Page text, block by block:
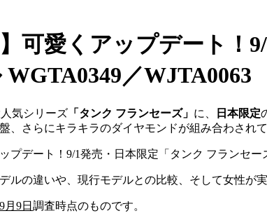
】可愛くアップデート
／WJTA0063
気シリーズ 「タンク フランセーズ」 に、 日本限定
、さらにキラキラのダイヤモンドが組み合わされ
ルの違いや、現行モデルとの比較、そして女性が
月9日 調査時点のものです。